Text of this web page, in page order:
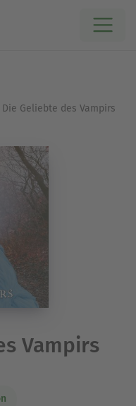
Die Geliebte des Vampirs
Vampirs